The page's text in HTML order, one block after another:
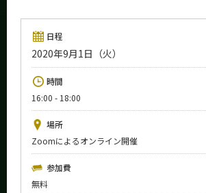
日程
2020年9月1日（火）
時間
16:00 - 18:00
場所
Zoomによるオンライン開催
参加費
無料
入学案内
Admissions
生命理工学系 News
News
イベントカレンダー
Event Calendar
今後のイベント
今後の課程別イベント